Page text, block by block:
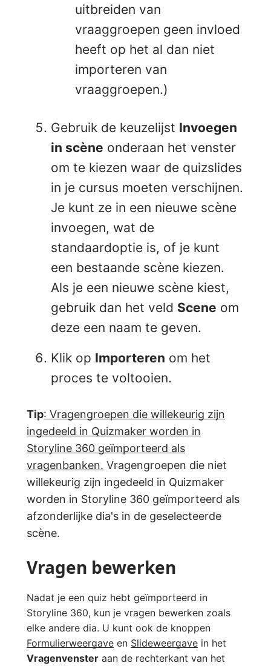
uitbreiden van
vraaggroepen geen invloed
heeft op het al dan niet
importeren van
vraaggroepen.)
Gebruik de keuzelijst Invoegen
in scène onderaan het venster
om te kiezen waar de quizslides
in je cursus moeten verschijnen.
Je kunt ze in een nieuwe scène
invoegen, wat de
standaardoptie is, of je kunt
een bestaande scène kiezen.
Als je een nieuwe scène kiest,
gebruik dan het veld Scene om
deze een naam te geven.
Klik op Importeren om het
proces te voltooien.
Tip: Vragengroepen die willekeurig zijn
ingedeeld in Quizmaker worden in
Storyline 360 geïmporteerd als
vragenbanken. Vragengroepen die niet
willekeurig zijn ingedeeld in Quizmaker
worden in Storyline 360 geïmporteerd als
afzonderlijke dia's in de geselecteerde
scène.
Vragen bewerken
Nadat je een quiz hebt geïmporteerd in
Storyline 360, kun je vragen bewerken zoals
elke andere dia. U kunt ook de knoppen
Formulierweergave en Slideweergave in het
Vragenvenster aan de rechterkant van het